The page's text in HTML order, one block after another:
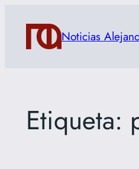
contenido
Noticias
Etiqueta: